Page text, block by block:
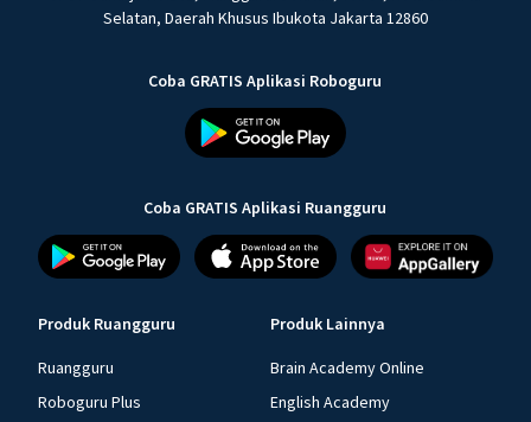
Selatan, Daerah Khusus Ibukota Jakarta 12860
Coba GRATIS Aplikasi Roboguru
Coba GRATIS Aplikasi Ruangguru
Produk Ruangguru
Ruangguru
Roboguru Plus
Produk Lainnya
Brain Academy Online
English Academy